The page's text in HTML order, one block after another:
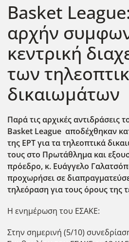
Basket
αρχήν
κεντρική
των
δικαιωμάτων
Παρά τις αρχικές αντιδράσεις
Basket League αποδέχθηκαν
της ΕΡΤ για τα τηλεοπτικά
τους στο Πρωτάθλημα και
πρόεδρο, κ. Ευάγγελο
προχωρήσει σε
τηλεόραση για τους όρους της
H ενημέρωση του ΕΣΑΚΕ:
Στην σημερινή (5/10)